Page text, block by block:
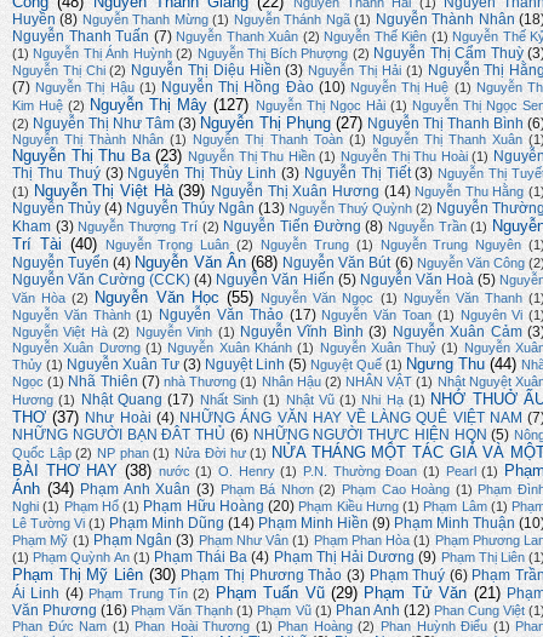
Nguyễn Thanh Hải (1)
Huyền (8) Nguyễn Thanh Mừng (1) Nguyễn Thánh Ngã (1) Nguyễn Thành Nhân
Nguyễn Thanh Tuấn (7) Nguyễn Thanh Xuân (2) Nguyễn Thế Kiên (1) Nguyễn Thế
(1) Nguyễn Thị Ánh Huỳnh (2) Nguyễn Thị Bích Phượng (2) Nguyễn Thị Cẩm Thuỳ
Nguyễn Thị Chi (2) Nguyễn Thị Diệu Hiền (3) Nguyễn Thị Hải (1) Nguyễn Thị
(7) Nguyễn Thị Hậu (1) Nguyễn Thị Hồng Đào (10) Nguyễn Thị Huệ (1) Nguyễn
Kim Huệ (2) Nguyễn Thị Mây (127) Nguyễn Thị Ngọc Hải (1) Nguyễn Thị Ngọc
(2) Nguyễn Thị Như Tâm (3) Nguyễn Thị Phụng (27) Nguyễn Thị Thanh Bình
Nguyễn Thị Thành Nhân (1) Nguyễn Thị Thanh Toàn (1) Nguyễn Thị Thanh Xuân
Nguyễn Thị Thu Ba (23) Nguyễn Thị Thu Hiền (1) Nguyễn Thị Thu Hoài (1)
Thị Thu Thuý (3) Nguyễn Thị Thùy Linh (3) Nguyễn Thị Tiết (3) Nguyễn Thị
(1) Nguyễn Thị Việt Hà (39) Nguyễn Thị Xuân Hương (14) Nguyễn Thu Hằng
Nguyễn Thủy (4) Nguyễn Thúy Ngân (13) Nguyễn Thuý Quỳnh (2) Nguyễn
Kham (3) Nguyễn Thượng Trí (2) Nguyễn Tiến Đường (8) Nguyễn Trần (1)
Trí Tài (40) Nguyễn Trọng Luân (2) Nguyễn Trung (1) Nguyễn Trung Nguyên
Nguyễn Tuyển (4) Nguyễn Văn Ân (68) Nguyễn Văn Bút (6) Nguyễn Văn Công
Nguyễn Văn Cường (CCK) (4) Nguyễn Văn Hiến (5) Nguyễn Văn Hoà (5)
Văn Hòa (2) Nguyễn Văn Học (55) Nguyễn Văn Ngọc (1) Nguyễn Văn Thanh
Nguyễn Văn Thành (1) Nguyễn Văn Thảo (17) Nguyễn Văn Toan (1) Nguyên Vi
Nguyễn Việt Hà (2) Nguyễn Vinh (1) Nguyễn Vĩnh Bình (3) Nguyễn Xuân Cảm
Nguyễn Xuân Dương (1) Nguyễn Xuân Khánh (1) Nguyễn Xuân Thuỷ (1) Nguyễn
Thủy (1) Nguyễn Xuân Tư (3) Nguyệt Linh (5) Nguyệt Quế (1) Ngưng Thu (44)
Ngọc (1) Nhã Thiên (7) nhà Thương (1) Nhân Hậu (2) NHÂN VẬT (1) Nhật Nguyệt
Hương (1) Nhật Quang (17) Nhất Sinh (1) Nhật Vũ (1) Nhi Hạ (1) NHỚ THUỞ
THƠ (37) Như Hoài (4) NHỮNG ÁNG VĂN HAY VỀ LÀNG QUÊ VIỆT NAM
NHỮNG NGƯỜI BẠN ĐÂT THỦ (6) NHỮNG NGƯỜI THỰC HIỆN HQN (5)
Quốc Lập (2) NP phan (1) Nửa Đời hư (1) NỬA THÁNG MỘT TÁC GIẢ VÀ
BÀI THƠ HAY (38) nước (1) O. Henry (1) P.N. Thường Đoan (1) Pearl (1)
Ánh (34) Phạm Anh Xuân (3) Phạm Bá Nhơn (2) Phạm Cao Hoàng (1) Phạm
Nghi (1) Phạm Hổ (1) Phạm Hữu Hoàng (20) Phạm Kiều Hưng (1) Phạm Lâm (1)
Lê Tường Vi (1) Phạm Minh Dũng (14) Phạm Minh Hiền (9) Phạm Minh Thuận
Phạm Mỹ (1) Phạm Ngân (3) Phạm Như Vân (1) Phạm Phan Hòa (1) Phạm Phương
(1) Phạm Quỳnh An (1) Phạm Thái Ba (4) Phạm Thị Hải Dương (9) Phạm Thị Liên
Phạm Thị Mỹ Liên (30) Phạm Thị Phương Thảo (3) Phạm Thuý (6) Phạm
Ái Linh (4) Phạm Trung Tín (2) Phạm Tuấn Vũ (29) Phạm Tử Văn (21)
Văn Phương (16) Phạm Văn Thạnh (1) Phạm Vũ (1) Phan Anh (12) Phan Cung Việt
Phan Đức Nam (1) Phan Hoài Thương (1) Phan Hoàng (2) Phan Huỳnh Điểu (1)